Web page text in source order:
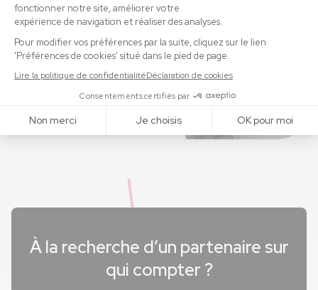
12 agences et salles
d'exposition
À la recherche d’un partenaire sur
qui compter ?